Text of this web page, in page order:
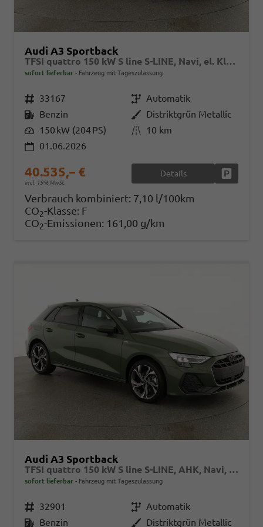
Audi A3 Sportback
TFSI quattro 150 kW S line S-LINE, Navi, el. Klappe, Sound, Winter, 18-Zoll, 3-J. Garantie
sofort lieferbar Fahrzeug mit Tageszulassung
Fahrzeugnr. 33167 GetriebeAutomatik
Kraftstoff Benzin AußenfarbeDistriktgrün Metallic
Leistung 150 kW (204 PS) Kilometerstand 10 km
01.06.2026
40.535,– €
incl. 19% MwSt.
Details
Verbrauch kombiniert: 7,10 l/100km
CO2-Klasse: F
CO2-Emissionen: 161,00 g/km
Audi A3 Sportback
TFSI quattro 150 kW S line S-LINE, AHK, Navi, el. Klappe, Sound, Winter, 18-Zoll, 3-J. Garantie
sofort lieferbar Fahrzeug mit Tageszulassung
Fahrzeugnr. 32901 GetriebeAutomatik
Kraftstoff Benzin AußenfarbeDistriktgrün Metallic